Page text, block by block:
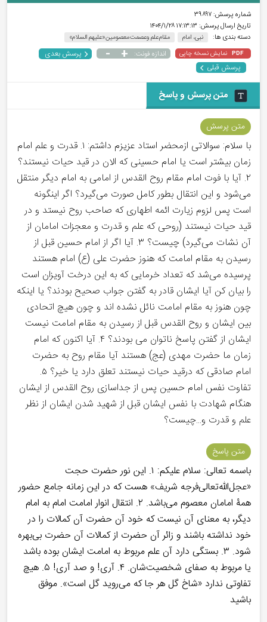
شماره پرسش:۳۹۸۹۷
تاریخ ارسال پرسش: ۱۷:۱۳:۱۳ ۱۴۰۴/۱/۲۸
دسته بندی ها:
نبی، امام مقام علم وعصمت معصومین«علیهم السلام»
PDF نمایش نسخه چاپی اندازه فونت: +
-
پرسش بعدی
پرسش قبلی
متن پرسش و پاسخ
متن پرسش
با سلام: سوالاتی ازمحضر استاد عزیزم داشتم: ۱. قدرت و علم امام
زمان بیشتر است یا امام حسینی که الان در قید حیات نیستند؟
۲. آیا با فوت امام مقام روح القدس از امامی به امام دیگر منتقل
می‌شود و این انتقال بطور کامل صورت می‌گیرد؟ اگر اینگونه
است پس لزوم زیارت ائمه اطهاری که صاحب روح نیستد و در
قید حیات نیستند (روحی که علم و قدرت و معجزات امامان از
آن نشات می‌گیرد) چیست؟ ۳. آیا اگر از امام حسین قبل از
رسیدن به مقام امامت که هنوز حضرت علی (ع) امام هستند
پرسیده می‌شد که تعداد خرمایی که به این درخت آویزان است
را بیان کن آیا ایشان قادر به گفتن جواب صحیح بودند؟ یا اینکه
چون هنوز به مقام امامت نائل نشده اند و چون هیچ اتحادی
بین ایشان و روح القدس قبل از رسیدن به مقام امامت نیست
ایشان از گفتن پاسخ ناتوان می بودند؟ ۴. آیا اکنون که امام
زمان ما حضرت مهدی (عج) هستند آیا مقام روح به حضرت
امام صادقی که درقید حیات نیستند تعلق دارد یا خیر؟ ۵.
تفاوت نفس امام حسین پس از جداسازی روح القدس از ایشان
هنگام شهادت با نفس ایشان قبل از شهید شدن ایشان از نظر
علم و قدرت و...چیست؟
متن پاسخ
باسمه تعالی: سلام علیکم: ۱. این نور حضرت حجت
«عجل‌الله‌تعالی‌فرجه شریف» هست که در این زمانه جامع حضور
همۀ امامان معصوم می‌باشد. ۲. انتقال انوار امامت امام به امام
دیگر، به معنای آن نیست که خود آن حضرت آن کمالات را در
خود نداشته باشند و زائر آن حضرت از کمالات آن حضرت بی‌بهره
شود. ۳. بستگی دارد آن علم مربوط به امامت ایشان بوده باشد
یا مربوط به صفای شخصیت‌شان. ۴. آری! و صد آری! ۵. هیچ
تفاوتی ندارد «شاخ گل هر جا که می‌روید گل است». موفق
باشید